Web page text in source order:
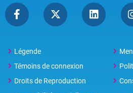
Légende
Témoins de connexion
Droits de Reproduction